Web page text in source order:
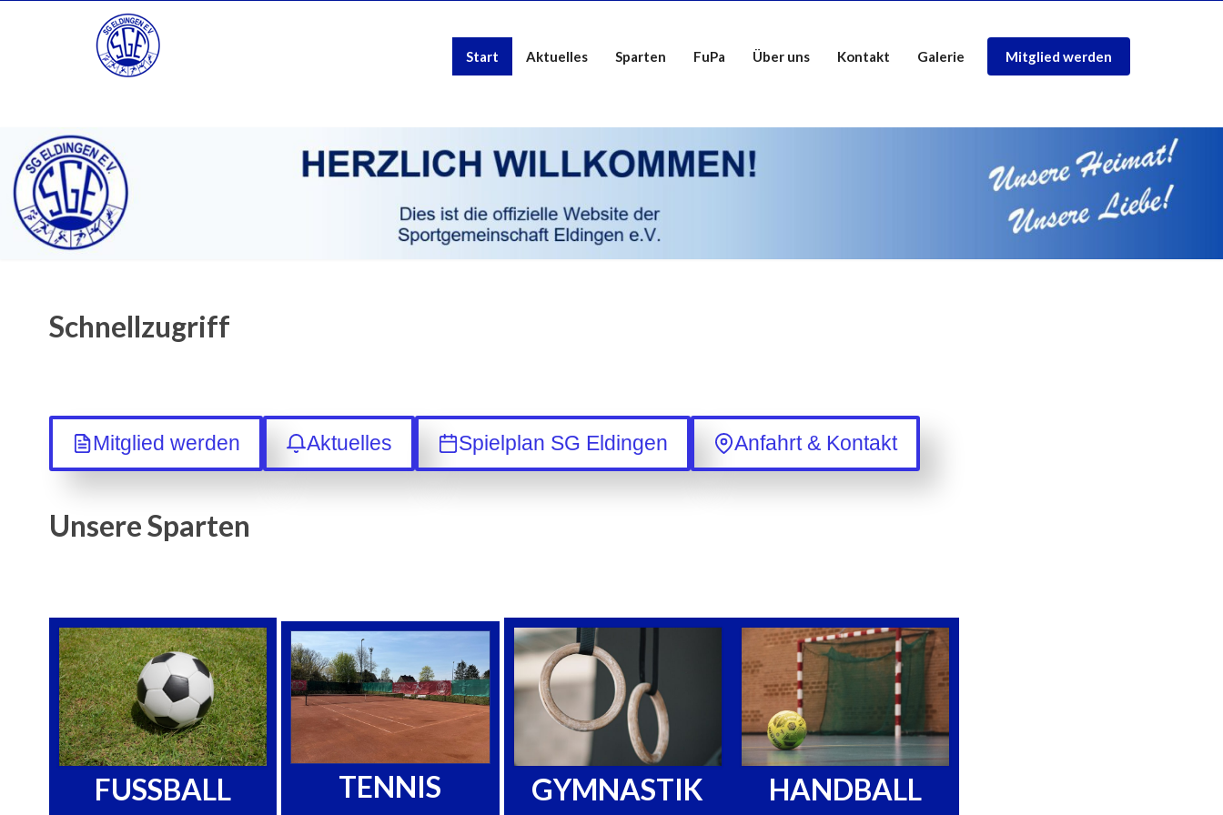
Start Aktuelles Sparten FuPa Über uns Kontakt Galerie Mitglied werden
Schnellzugriff
Mitglied werden Aktuelles Spielplan SG Eldingen Anfahrt & Kontakt
Unsere Sparten
FUSSBALL TENNIS GYMNASTIK HANDBALL